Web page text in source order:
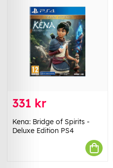
331 kr
Kena: Bridge of Spirits -
Deluxe Edition PS4